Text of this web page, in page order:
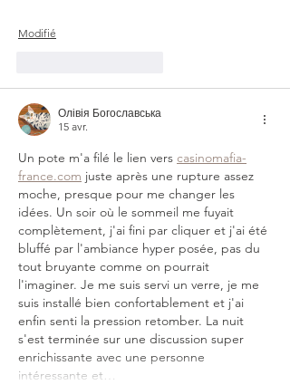
Modifié
Олівія Богославська
15 avr.
Un pote m'a filé le lien vers casinomafia-
france.com juste après une rupture assez
moche, presque pour me changer les
idées. Un soir où le sommeil me fuyait
complètement, j'ai fini par cliquer et j'ai été
bluffé par l'ambiance hyper posée, pas du
tout bruyante comme on pourrait
l'imaginer. Je me suis servi un verre, je me
suis installé bien confortablement et j'ai
enfin senti la pression retomber. La nuit
s'est terminée sur une discussion super
enrichissante avec une personne
intéressante et…